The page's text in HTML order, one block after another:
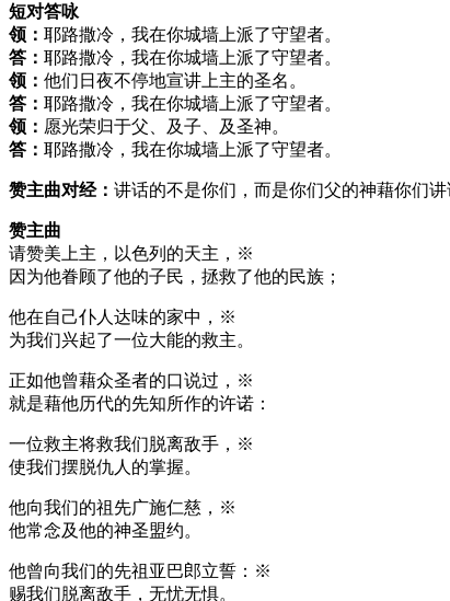
短对答咏
领： 耶路撒冷，我在你城墙上派了守望者。
答： 耶路撒冷，我在你城墙上派了守望者。
领： 他们日夜不停地宣讲上主的圣名。
答： 耶路撒冷，我在你城墙上派了守望者。
领： 愿光荣归于父、及子、及圣神。
答： 耶路撒冷，我在你城墙上派了守望者。
赞主曲对经： 讲话的不是你们，而是你们父的神藉你们讲
赞主曲
请赞美上主，以色列的天主，※
因为他眷顾了他的子民，拯救了他的民族；
他在自己仆人达味的家中，※
为我们兴起了一位大能的救主。
正如他曾藉众圣者的口说过，※
就是藉他历代的先知所作的许诺：
一位救主将救我们脱离敌手，※
使我们摆脱仇人的掌握。
他向我们的祖先广施仁慈，※
他常念及他的神圣盟约。
他曾向我们的先祖亚巴郎立誓：※
赐我们脱离敌手，无忧无惧。